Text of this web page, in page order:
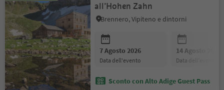
all’Hohen Zahn
Posizione:
Brennero, Vipiteno e dintorni
7 Agosto 2026
data dell'evento
14 Agosto 2026
data dell'evento
. Sconto con Alto Adige Guest Pass